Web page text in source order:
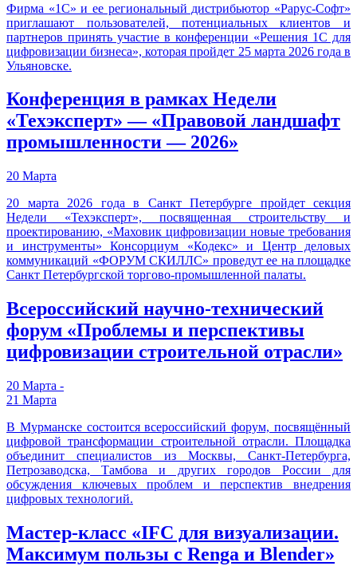
Фирма «1С» и ее региональный дистрибьютор «Рарус-Софт»
приглашают пользователей, потенциальных клиентов и
партнеров принять участие в конференции «Решения 1С для
цифровизации бизнеса», которая пройдет 25 марта 2026 года в
Ульяновске.
Конференция в рамках Недели
«Техэксперт» — «Правовой ландшафт
промышленности — 2026»
20 Марта
20 марта 2026 года в Санкт Петербурге пройдет секция
Недели «Техэксперт», посвященная строительству и
проектированию, «Маховик цифровизации новые требования
и инструменты» Консорциум «Кодекс» и Центр деловых
коммуникаций «ФОРУМ СКИЛЛС» проведут ее на площадке
Санкт Петербургской торгово-промышленной палаты.
Всероссийский научно-технический
форум «Проблемы и перспективы
цифровизации строительной отрасли»
20 Марта -
21 Марта
В Мурманске состоится всероссийский форум, посвящённый
цифровой трансформации строительной отрасли. Площадка
объединит специалистов из Москвы, Санкт-Петербурга,
Петрозаводска, Тамбова и других городов России для
обсуждения ключевых проблем и перспектив внедрения
цифровых технологий.
Мастер-класс «IFC для визуализации.
Максимум пользы с Renga и Blender»